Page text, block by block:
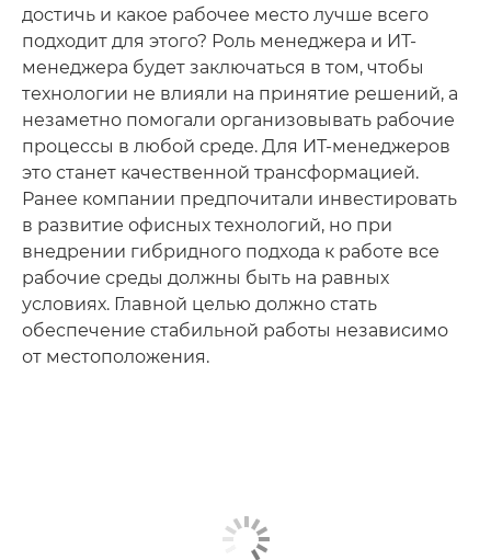
достичь и какое рабочее место лучше всего
подходит для этого? Роль менеджера и ИТ-
менеджера будет заключаться в том, чтобы
технологии не влияли на принятие решений, а
незаметно помогали организовывать рабочие
процессы в любой среде. Для ИТ-менеджеров
это станет качественной трансформацией.
Ранее компании предпочитали инвестировать
в развитие офисных технологий, но при
внедрении гибридного подхода к работе все
рабочие среды должны быть на равных
условиях. Главной целью должно стать
обеспечение стабильной работы независимо
от местоположения.